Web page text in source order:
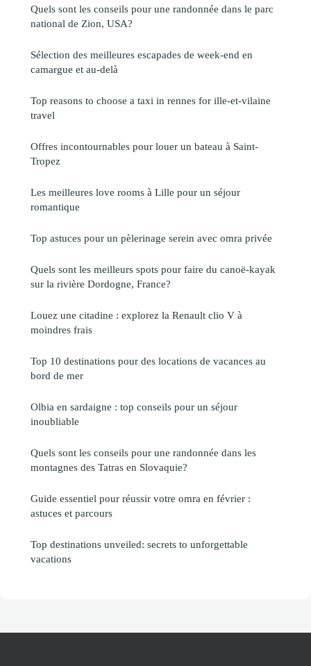
Quels sont les conseils pour une randonnée dans le parc
national de Zion, USA?
Sélection des meilleures escapades de week-end en
camargue et au-delà
Top reasons to choose a taxi in rennes for ille-et-vilaine
travel
Offres incontournables pour louer un bateau à Saint-
Tropez
Les meilleures love rooms à Lille pour un séjour
romantique
Top astuces pour un pèlerinage serein avec omra privée
Quels sont les meilleurs spots pour faire du canoë-kayak
sur la rivière Dordogne, France?
Louez une citadine : explorez la Renault clio V à
moindres frais
Top 10 destinations pour des locations de vacances au
bord de mer
Olbia en sardaigne : top conseils pour un séjour
inoubliable
Quels sont les conseils pour une randonnée dans les
montagnes des Tatras en Slovaquie?
Guide essentiel pour réussir votre omra en février :
astuces et parcours
Top destinations unveiled: secrets to unforgettable
vacations